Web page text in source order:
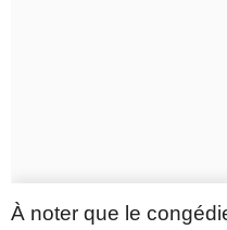
À noter que le